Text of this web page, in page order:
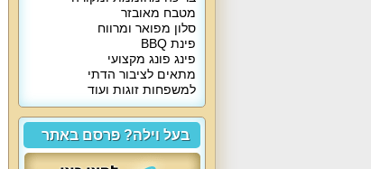
מטבח מאובזר
סלון מפואר ומרווח
פינת BBQ
פינג פונג מקצועי
מתאים לציבור הדתי
למשפחות זוגות ועוד
בעל וילה? פרסם באתר